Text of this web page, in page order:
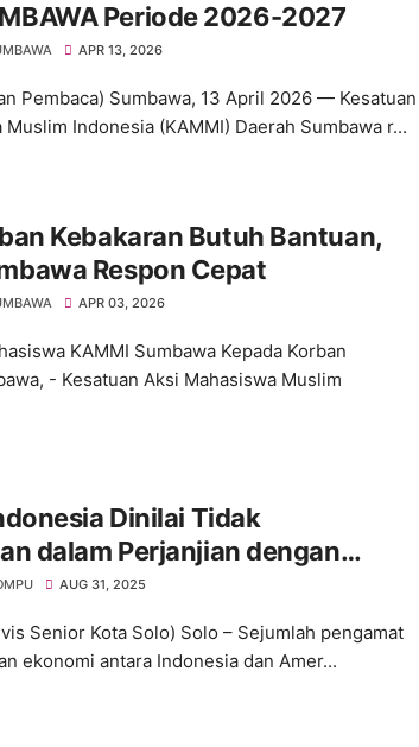
Periode 2026-2027
APR 13, 2026
Pembaca) Sumbawa, 13 April 2026 — Kesatuan
Indonesia (KAMMI) Daerah Sumbawa r...
Kebakaran Butuh Bantuan,
Respon Cepat
APR 03, 2026
KAMMI Sumbawa Kepada Korban
- Kesatuan Aksi Mahasiswa Muslim
Dinilai Tidak
dalam Perjanjian dengan
Angkat Bicara
AUG 31, 2025
Senior Kota Solo) Solo – Sejumlah pengamat
ekonomi antara Indonesia dan Amer...